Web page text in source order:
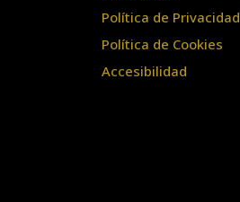
Política de Privacidad
Política de Cookies
Accesibilidad